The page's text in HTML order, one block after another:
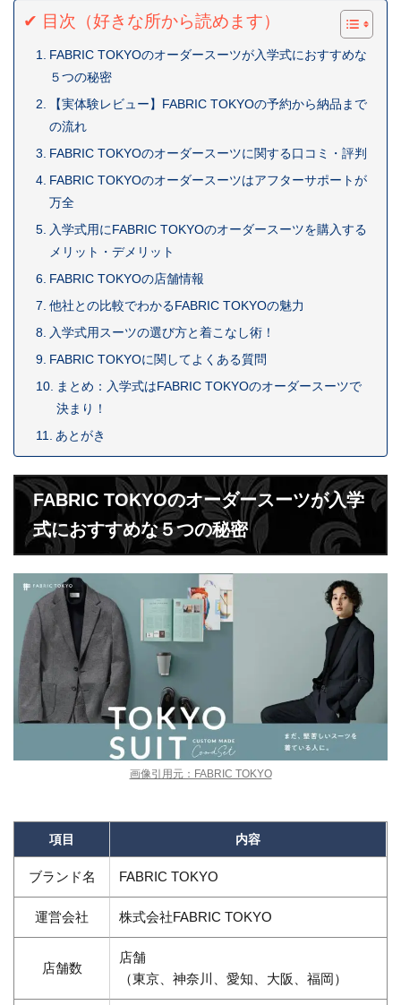
✔ 目次（好きな所から読めます）
FABRIC TOKYOのオーダースーツが入学式におすすめな
５つの秘密
【実体験レビュー】FABRIC TOKYOの予約から納品まで
の流れ
FABRIC TOKYOのオーダースーツに関する口コミ・評判
FABRIC TOKYOのオーダースーツはアフターサポートが
万全
入学式用にFABRIC TOKYOのオーダースーツを購入する
メリット・デメリット
FABRIC TOKYOの店舗情報
他社との比較でわかるFABRIC TOKYOの魅力
入学式用スーツの選び方と着こなし術！
FABRIC TOKYOに関してよくある質問
まとめ：入学式はFABRIC TOKYOのオーダースーツで
決まり！
あとがき
FABRIC TOKYOのオーダースーツが入学
式におすすめな５つの秘密
画像引用元：FABRIC TOKYO
項目 内容
ブランド名 FABRIC TOKYO
運営会社 株式会社FABRIC TOKYO
店舗数
店舗
（東京、神奈川、愛知、大阪、福岡）